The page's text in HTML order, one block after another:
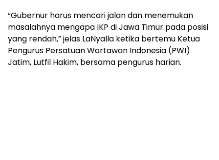
“Gubernur harus mencari jalan dan menemukan
masalahnya mengapa IKP di Jawa Timur pada posisi
yang rendah,” jelas LaNyalla ketika bertemu Ketua
Pengurus Persatuan Wartawan Indonesia (PWI)
Jatim, Lutfil Hakim, bersama pengurus harian.